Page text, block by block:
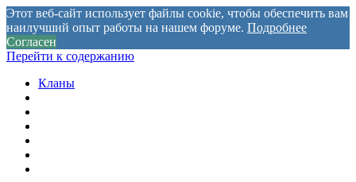
Этот веб-сайт использует файлы cookie, чтобы обеспечить вам
наилучший опыт работы на нашем форуме. Подробнее
Согласен
Перейти к содержанию
Кланы